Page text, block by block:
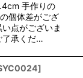
手作りの
個体差がござ
点がございま
了承くだ…
]